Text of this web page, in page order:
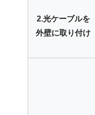
2.光ケーブルを
外壁に取り付け